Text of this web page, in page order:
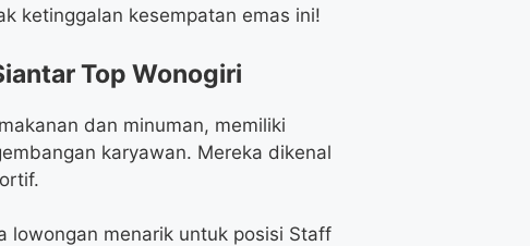
ketinggalan kesempatan emas ini!
Top Wonogiri
dan minuman, memiliki
karyawan. Mereka dikenal
lowongan menarik untuk posisi Staff